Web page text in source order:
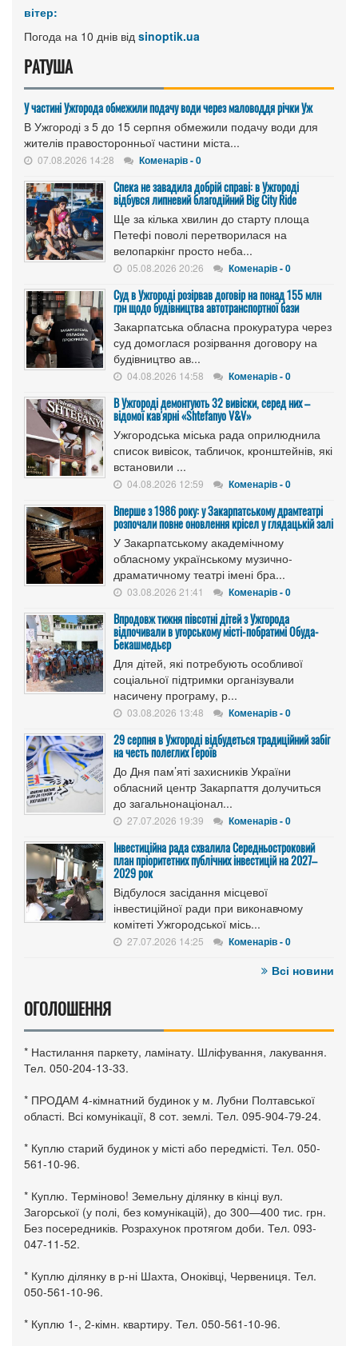
вітер:
Погода на 10 днів від sinoptik.ua
РАТУША
У частині Ужгорода обмежили подачу води через маловоддя річки Уж
В Ужгороді з 5 до 15 серпня обмежили подачу води для
жителів правосторонньої частини міста...
07.08.2026 14:28 Коменарів - 0
Спека не завадила добрій справі: в Ужгороді
відбувся липневий благодійний Big City Ride
Ще за кілька хвилин до старту площа
Петефі поволі перетворилася на
велопаркінг просто неба...
05.08.2026 20:26 Коменарів - 0
Cуд в Ужгороді розірвав договір на понад 155 млн
грн щодо будівництва автотранспортної бази
Закарпатська обласна прокуратура через
суд домоглася розірвання договору на
будівництво ав...
04.08.2026 14:58 Коменарів - 0
В Ужгороді демонтують 32 вивіски, серед них –
відомої кав'ярні «Shtefanyo V&V»
Ужгородська міська рада оприлюднила
список вивісок, табличок, кронштейнів, які
встановили ...
04.08.2026 12:59 Коменарів - 0
Вперше з 1986 року: у Закарпатському драмтеатрі
розпочали повне оновлення крісел у глядацькій залі
У Закарпатському академічному
обласному українському музично-
драматичному театрі імені бра...
03.08.2026 21:41 Коменарів - 0
Впродовж тижня півсотні дітей з Ужгорода
відпочивали в угорському місті-побратимі Обуда-
Бекашмедьєр
Для дітей, які потребують особливої
соціальної підтримки організували
насичену програму, р...
03.08.2026 13:48 Коменарів - 0
29 серпня в Ужгороді відбудеться традиційний забіг
на честь полеглих Героїв
До Дня пам’яті захисників України
обласний центр Закарпаття долучиться
до загальнонаціонал...
27.07.2026 19:39 Коменарів - 0
Інвестиційна рада схвалила Середньостроковий
план пріоритетних публічних інвестицій на 2027–
2029 рок
Відбулося засідання місцевої
інвестиційної ради при виконавчому
комітеті Ужгородської місь...
27.07.2026 14:25 Коменарів - 0
Всі новини
ОГОЛОШЕННЯ
* Настилання паркету, ламінату. Шліфування, лакування.
Тел. 050-204-13-33.
* ПРОДАМ 4-кімнатний будинок у м. Лубни Полтавської
області. Всі комунікації, 8 сот. землі. Тел. 095-904-79-24.
* Куплю старий будинок у місті або передмісті. Тел. 050-
561-10-96.
* Куплю. Терміново! Земельну ділянку в кінці вул.
Загорської (у полі, без комунікацій), до 300—400 тис. грн.
Без посередників. Розрахунок протягом доби. Тел. 093-
047-11-52.
* Куплю ділянку в р-ні Шахта, Оноківці, Червениця. Тел.
050-561-10-96.
* Куплю 1-, 2-кімн. квартиру. Тел. 050-561-10-96.